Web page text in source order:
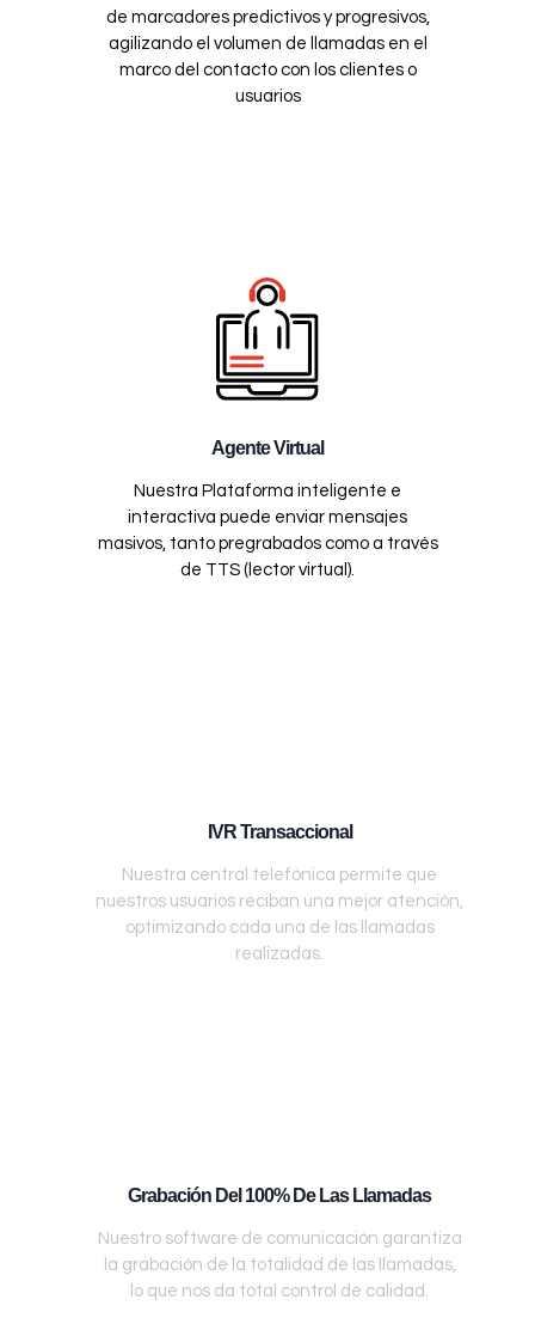
de marcadores predictivos y progresivos,
agilizando el volumen de llamadas en el
marco del contacto con los clientes o
usuarios
Agente Virtual
Nuestra Plataforma inteligente e
interactiva puede enviar mensajes
masivos, tanto pregrabados como a través
de TTS (lector virtual).
IVR Transaccional
Nuestra central telefónica permite que
nuestros usuarios reciban una mejor atención,
optimizando cada una de las llamadas
realizadas.
Grabación Del 100% De Las Llamadas
Nuestro software de comunicación garantiza
la grabación de la totalidad de las llamadas,
lo que nos da total control de calidad.